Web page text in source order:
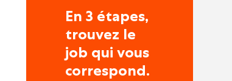
En 3 étapes,
trouvez le
job qui vous
correspond.